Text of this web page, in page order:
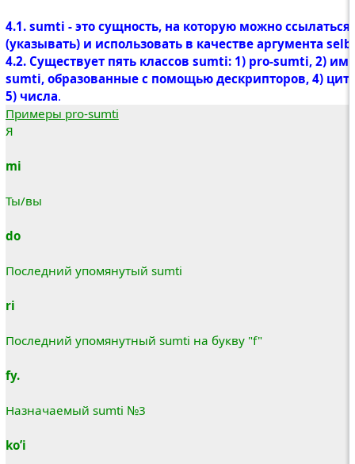
4.1. sumti - это сущность, на которую можно ссылаться
(указывать) и использовать в качестве аргумента
4.2. Существует пять классов sumti: 1) pro-sumti, 2)
sumti, образованные с помощью дескрипторов, 4)
5) числа.
Примеры pro-sumti
Я
mi
Ты/вы
do
Последний упомянутый sumti
ri
Последний упомянутный sumti на букву "f"
fy.
Назначаемый sumti №3
ko’i